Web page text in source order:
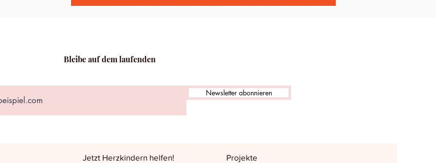
Bleibe auf dem laufenden
Newsletter abonnieren
Jetzt Herzkindern helfen! Projekte